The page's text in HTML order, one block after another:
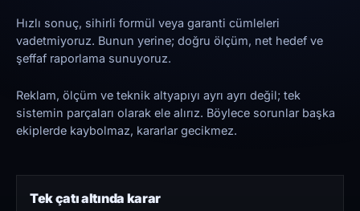
Hızlı sonuç, sihirli formül veya garanti cümleleri
vadetmiyoruz. Bunun yerine; doğru ölçüm, net hedef ve
şeffaf raporlama sunuyoruz.
Reklam, ölçüm ve teknik altyapıyı ayrı ayrı değil; tek
sistemin parçaları olarak ele alırız. Böylece sorunlar başka
ekiplerde kaybolmaz, kararlar gecikmez.
Tek çatı altında karar